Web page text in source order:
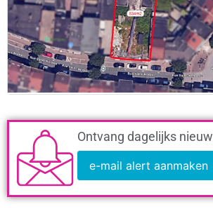
Ontvang dagelijks
e-mail alert aanmaken